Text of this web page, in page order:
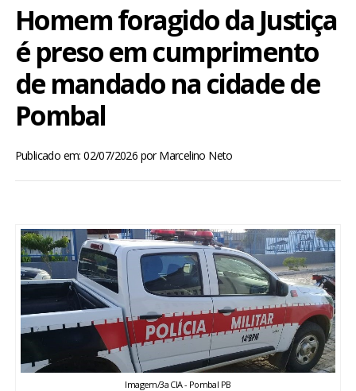
INÍCIO
POMBAL E REGIÃO
ESPORTES
ENTRETENIMENTO
ENQUETE
TV LPB
Homem foragido da Justiça
é preso em cumprimento
de mandado na cidade de
Pombal
Publicado em: 02/07/2026 porMarcelino Neto
Imagem/3a CIA - Pombal PB